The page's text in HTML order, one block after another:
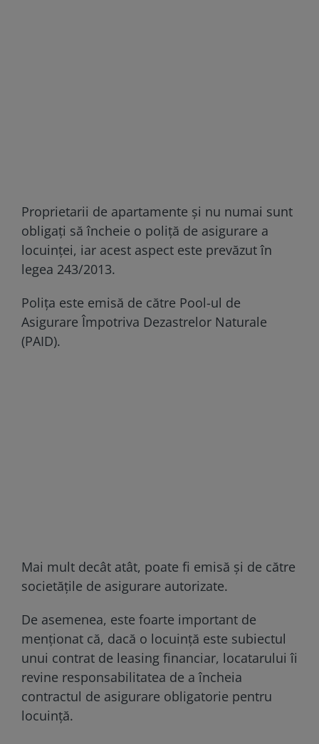
Proprietarii de apartamente și nu numai sunt
obligați să încheie o poliță de asigurare a
locuinței, iar acest aspect este prevăzut în
legea 243/2013.
Polița este emisă de către Pool-ul de
Asigurare Împotriva Dezastrelor Naturale
(PAID).
Mai mult decât atât, poate fi emisă și de către
societățile de asigurare autorizate.
De asemenea, este foarte important de
menționat că, dacă o locuință este subiectul
unui contrat de leasing financiar, locatarului îi
revine responsabilitatea de a încheia
contractul de asigurare obligatorie pentru
locuință.